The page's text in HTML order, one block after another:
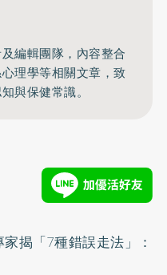
編輯團隊，內容整合
理學等相關文章，致
與保健常識。
揭「7種錯誤走法」：